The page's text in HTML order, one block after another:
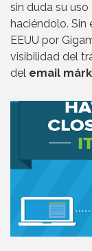
sin duda su
haciéndolo. Sin
EEUU por
visibilidad del
del email